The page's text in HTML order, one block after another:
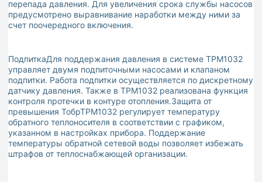
перепада давления. Для увеличения срока службы насосов
предусмотрено выравнивание наработки между ними за
счет поочередного включения.
ПодпиткаДля поддержания давления в системе ТРМ1032
управляет двумя подпиточными насосами и клапаном
подпитки. Работа подпитки осуществляется по дискретному
датчику давления. Также в ТРМ1032 реализована функция
контроля протечки в контуре отопления.Защита от
превышения ТобрТРМ1032 регулирует температуру
обратного теплоносителя в соответствии с графиком,
указанном в настройках прибора. Поддержание
температуры обратной сетевой воды позволяет избежать
штрафов от теплоснабжающей организации.